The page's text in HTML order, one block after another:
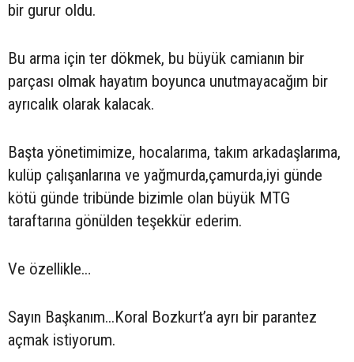
bir gurur oldu.
Bu arma için ter dökmek, bu büyük camianın bir
parçası olmak hayatım boyunca unutmayacağım bir
ayrıcalık olarak kalacak.
Başta yönetimimize, hocalarıma, takım arkadaşlarıma,
kulüp çalışanlarına ve yağmurda,çamurda,iyi günde
kötü günde tribünde bizimle olan büyük MTG
taraftarına gönülden teşekkür ederim.
Ve özellikle…
Sayın Başkanım...Koral Bozkurt’a ayrı bir parantez
açmak istiyorum.